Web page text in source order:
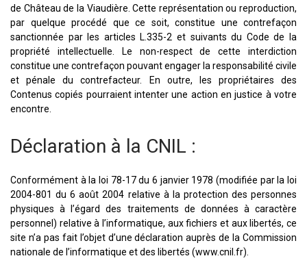
de Château de la Viaudière. Cette représentation ou reproduction,
par quelque procédé que ce soit, constitue une contrefaçon
sanctionnée par les articles L.335-2 et suivants du Code de la
propriété intellectuelle. Le non-respect de cette interdiction
constitue une contrefaçon pouvant engager la responsabilité civile
et pénale du contrefacteur. En outre, les propriétaires des
Contenus copiés pourraient intenter une action en justice à votre
encontre.
Déclaration à la CNIL :
Conformément à la loi 78-17 du 6 janvier 1978 (modifiée par la loi
2004-801 du 6 août 2004 relative à la protection des personnes
physiques à l’égard des traitements de données à caractère
personnel) relative à l’informatique, aux fichiers et aux libertés, ce
site n’a pas fait l’objet d’une déclaration auprès de la Commission
nationale de l’informatique et des libertés (www.cnil.fr).